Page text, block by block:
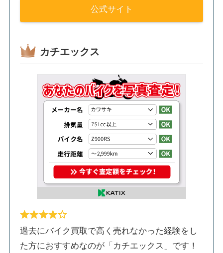
公式サイト
カチエックス
過去にバイク買取で高く売れなかった経験をし
た方におすすめなのが「カチエックス」です！